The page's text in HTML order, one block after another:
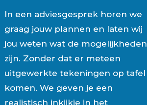
In een adviesgesprek horen we
graag jouw plannen en laten wij
jou weten wat de mogelijkheden
zijn. Zonder dat er meteen
uitgewerkte tekeningen op tafel
komen. We geven je een
realistisch inkijkje in het